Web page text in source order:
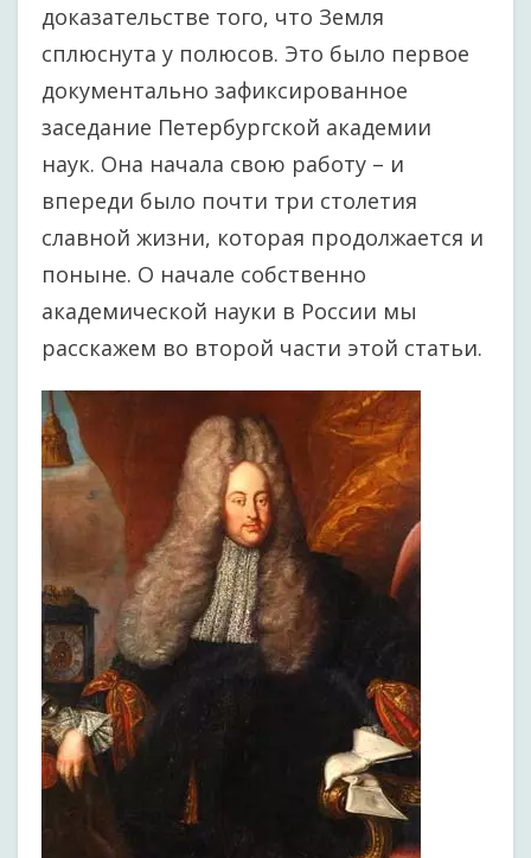
доказательстве того, что Земля
сплюснута у полюсов. Это было первое
документально зафиксированное
заседание Петербургской академии
наук. Она начала свою работу – и
впереди было почти три столетия
славной жизни, которая продолжается и
поныне. О начале собственно
академической науки в России мы
расскажем во второй части этой статьи.